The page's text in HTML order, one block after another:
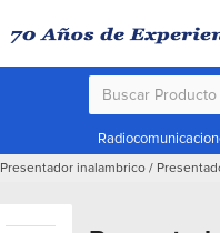
Presentador inalambrico /